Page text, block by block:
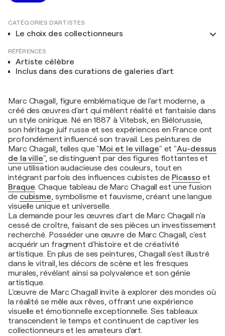
CATÉGORIES D'ARTISTES
Le choix des collectionneurs
RÉFÉRENCES
Artiste célèbre
Inclus dans des curations de galeries d'art
Marc Chagall, figure emblématique de l'art moderne, a
créé des œuvres d'art qui mêlent réalité et fantaisie dans
un style onirique. Né en 1887 à Vitebsk, en Biélorussie,
son héritage juif russe et ses expériences en France ont
profondément influencé son travail. Les peintures de
Marc Chagall, telles que "Moi et le village" et "Au-dessus
de la ville", se distinguent par des figures flottantes et
une utilisation audacieuse des couleurs, tout en
intégrant parfois des influences cubistes de Picasso et
Braque. Chaque tableau de Marc Chagall est une fusion
de cubisme, symbolisme et fauvisme, créant une langue
visuelle unique et universelle.
La demande pour les œuvres d'art de Marc Chagall n'a
cessé de croître, faisant de ses pièces un investissement
recherché. Posséder une œuvre de Marc Chagall, c'est
acquérir un fragment d'histoire et de créativité
artistique. En plus de ses peintures, Chagall s'est illustré
dans le vitrail, les décors de scène et les fresques
murales, révélant ainsi sa polyvalence et son génie
artistique.
L'œuvre de Marc Chagall invite à explorer des mondes où
la réalité se mêle aux rêves, offrant une expérience
visuelle et émotionnelle exceptionnelle. Ses tableaux
transcendent le temps et continuent de captiver les
collectionneurs et les amateurs d'art.